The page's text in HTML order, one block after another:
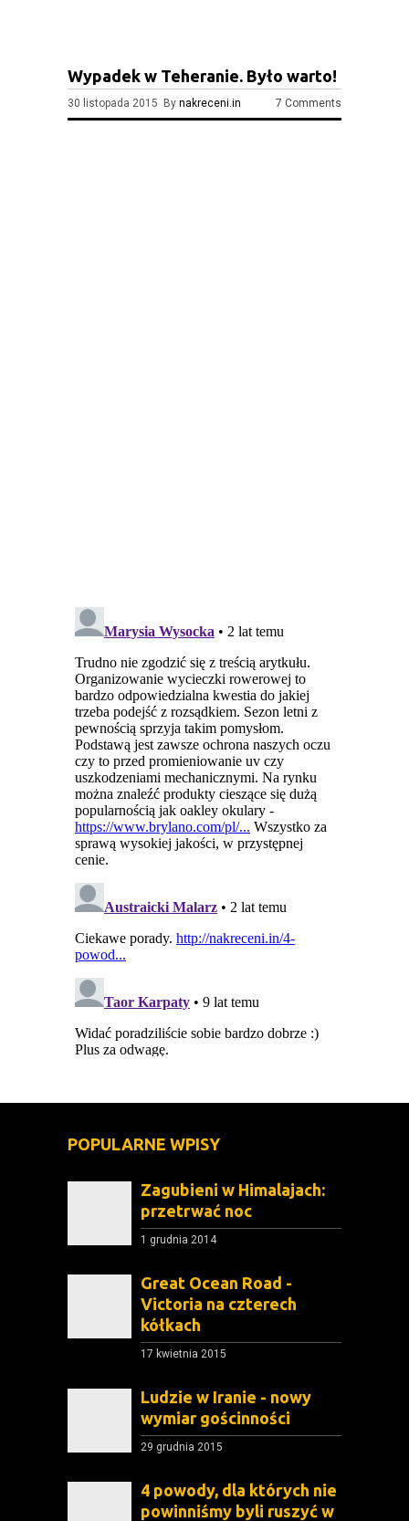
Wypadek w Teheranie. Było warto!
30 listopada 2015 By nakreceni.in 7 Comments
POPULARNE WPISY
Zagubieni w Himalajach:
przetrwać noc
1 grudnia 2014
Great Ocean Road -
Victoria na czterech
kółkach
17 kwietnia 2015
Ludzie w Iranie - nowy
wymiar gościnności
29 grudnia 2015
4 powody, dla których nie
powinniśmy byli ruszyć w